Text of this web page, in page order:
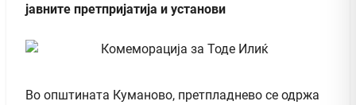
јавните претпријатија и установи
Во општината Куманово, претпладнево се одржа